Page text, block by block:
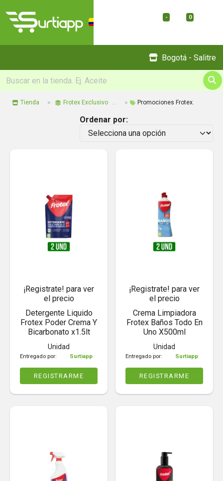
- 0
Bogotá - Salitre
Tienda Frotex Exclusivo Promociones Frotex.
Ordenar por:
¡Registrate! para ver
el precio
Detergente Liquido
Frotex Poder Crema Y
Bicarbonato x1.5lt
Unidad
Entregado por: Surtiapp
REGISTRARME
¡Registrate! para ver
el precio
Crema Limpiadora
Frotex Baños Todo En
Uno X500ml
Unidad
Entregado por: Surtiapp
REGISTRARME